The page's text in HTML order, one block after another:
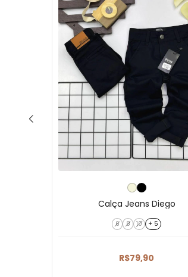
Calça Jeans Diego
6 8 10 + 5
R$79,90